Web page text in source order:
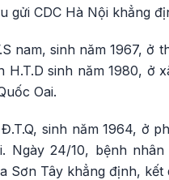
gửi CDC Hà Nội khẳng
nam, sinh năm 1967, ở
sinh năm 1980, ở
Oai.
sinh năm 1964, ở
Ngày 24/10, bệnh
Sơn Tây khẳng định, kết